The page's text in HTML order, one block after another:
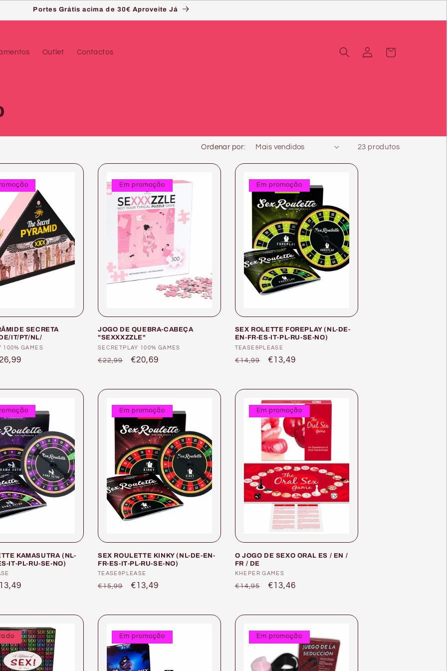
Portes Grátis acima de 30€ Aproveite Já
Outlet Contactos
Iniciar
sessão
Carrinho
Ordenar por: 23 produtos
SECRETA
IT/PT/NL/
100% GAMES
Em promoção
JOGO DE QUEBRA-CABEÇA
"SEXXXZZLE"
Fornecedor:
SECRETPLAY 100% GAMES
Preço
€22,99
Preço
€20,69
Em promoção
SEX ROLETTE FOREPLAY (NL-DE-
EN-FR-ES-IT-PL-RU-SE-NO)
Fornecedor:
TEASE&PLEASE
Preço
€14,99
Preço
€13,49
KAMASUTRA (NL-
IT-PL-RU-SE-NO)
Em promoção
SEX ROULETTE KINKY (NL-DE-EN-
FR-ES-IT-PL-RU-SE-NO)
Fornecedor:
TEASE&PLEASE
Preço
€15,99
Preço
€13,49
Em promoção
O JOGO DE SEXO ORAL ES / EN /
FR / DE
Fornecedor:
KHEPER GAMES
Preço
€14,95
Preço
€13,46
Em promoção Em promoção